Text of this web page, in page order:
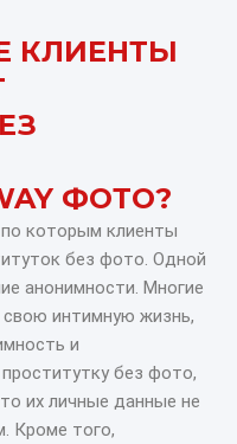
КЛИЕНТЫ
ФОТО?
которым клиенты
без фото. Одной
анонимности. Многие
интимную жизнь,
и
без фото,
их личные данные не
Кроме того,